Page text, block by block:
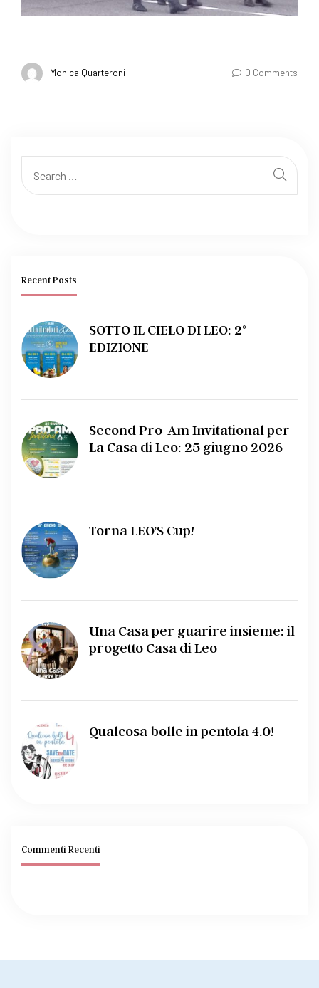
Monica Quarteroni 0 Comments
Recent Posts
SOTTO IL CIELO DI LEO: 2°
EDIZIONE
Second Pro-Am Invitational per
La Casa di Leo: 25 giugno 2026
Torna LEO’S Cup!
Una Casa per guarire insieme: il
progetto Casa di Leo
Qualcosa bolle in pentola 4.0!
Commenti Recenti